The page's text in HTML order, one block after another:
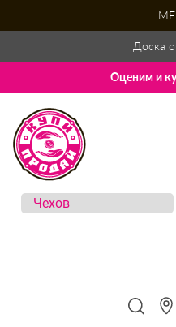
Доска
Оценим и